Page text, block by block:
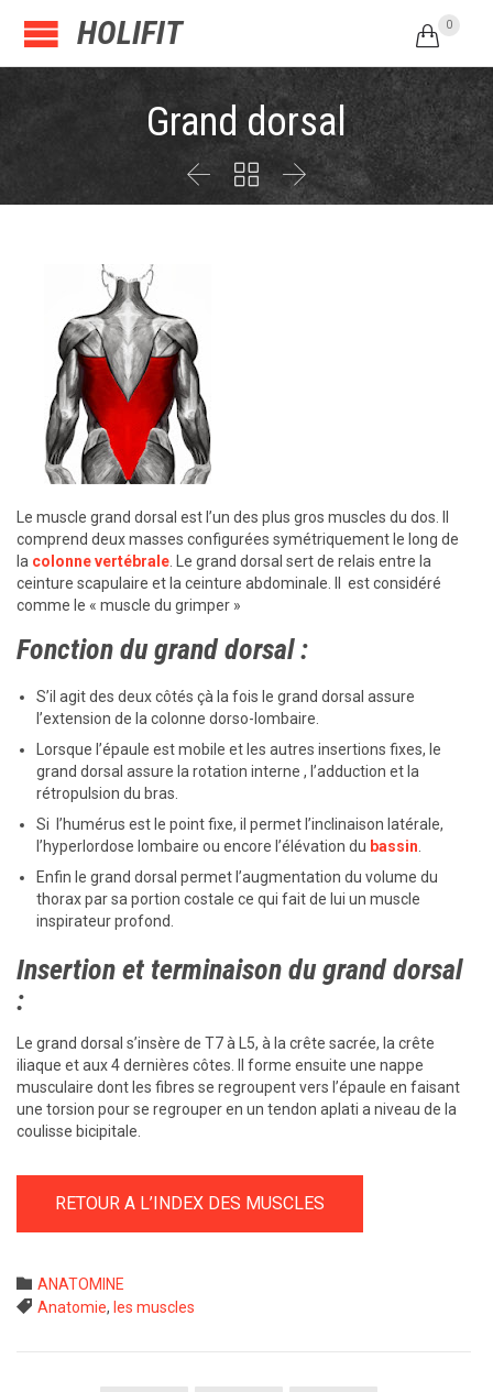
HOLIFIT  0
Grand dorsal
  
Le muscle grand dorsal est l’un des plus gros muscles du dos. Il
comprend deux masses configurées symétriquement le long de
la colonne vertébrale . Le grand dorsal sert de relais entre la
ceinture scapulaire et la ceinture abdominale. Il est considéré
comme le « muscle du grimper »
Fonction du grand dorsal :
S’il agit des deux côtés çà la fois le grand dorsal assure
l’extension de la colonne dorso-lombaire.
Lorsque l’épaule est mobile et les autres insertions fixes, le
grand dorsal assure la rotation interne , l’adduction et la
rétropulsion du bras.
Si l’humérus est le point fixe, il permet l’inclinaison latérale,
l’hyperlordose lombaire ou encore l’élévation du bassin.
Enfin le grand dorsal permet l’augmentation du volume du
thorax par sa portion costale ce qui fait de lui un muscle
inspirateur profond.
Insertion et terminaison du grand dorsal
:
Le grand dorsal s’insère de T7 à L5, à la crête sacrée, la crête
iliaque et aux 4 dernières côtes. Il forme ensuite une nappe
musculaire dont les fibres se regroupent vers l’épaule en faisant
une torsion pour se regrouper en un tendon aplati a niveau de la
coulisse bicipitale.
RETOUR A L’INDEX DES MUSCLES
 Category
ANATOMINE
 Tags
Anatomie, les muscles